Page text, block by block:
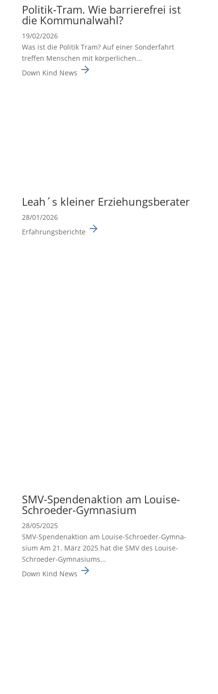
Politik-Tram. Wie barrie­re­frei ist
die Kommu­nal­wahl?
19/02/2026
Was ist die Politik Tram? Auf einer Sonderfahrt
treffen Menschen mit körperlichen...
Down Kind News
Leah´s kleiner Erzie­hungs­be­rater
28/01/2026
Erfahrungsberichte
SMV-Spenden­ak­tion am Louise-
Schroeder-Gymna­sium
28/05/2025
SMV-Spenden­ak­tion am Louise-Schroeder-Gymna­
sium Am 21. März 2025 hat die SMV des Louise-
Schroeder-Gymna­siums...
Down Kind News